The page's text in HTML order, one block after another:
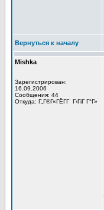
Вернуться к началу
Mishka
Зарегистрирован:
16.09.2006
Сообщения: 44
Откуда: Г„Г®Г«ГЁГ­Г Г‹ГіГ Г°Г»